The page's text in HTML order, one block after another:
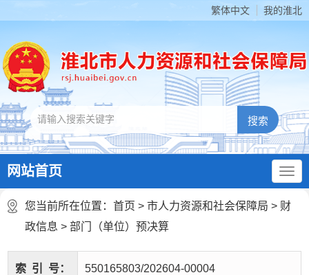
繁体中文 我的淮北
网站首页
您当前所在位置： 首页 > 市人力资源和社会保障局 > 财
政信息 > 部门（单位）预决算
索 引 号： 550165803/202604-00004